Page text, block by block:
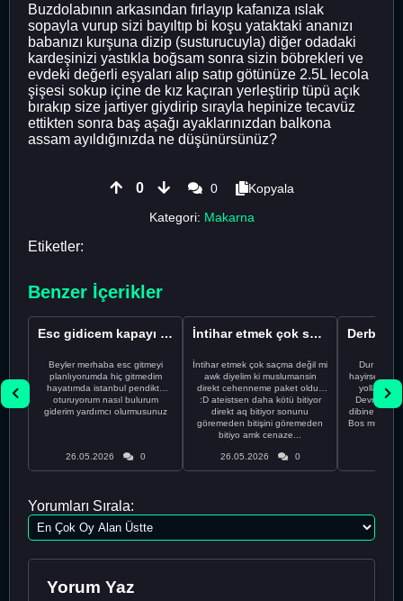
Buzdolabının arkasından fırlayıp kafanıza ıslak
sopayla vurup sizi bayıltıp bi koşu yataktaki ananızı
babanızı kurşuna dizip (susturucuyla) diğer odadaki
kardeşinizi yastıkla boğsam sonra sizin böbrekleri ve
evdeki değerli eşyaları alıp satıp götünüze 2.5L lecola
şişesi sokup içine de kız kaçıran yerleştirip tüpü açık
bırakıp size jartiyer giydirip sırayla hepinize tecavüz
ettikten sonra baş aşağı ayaklarınızdan balkona
assam ayıldığınızda ne düşünürsünüz?
0 0
Kopyala
Kategori: Makarna
Etiketler:
Benzer İçerikler
Esc gidicem kapayı koydum
Beyler merhaba esc gitmeyi
planlıyorumda hiç gitmedim
hayatımda istanbul pendikte
oturuyorum nasıl bulurum
giderim yardımcı olurmusunuz
26.05.2026 0
İntihar etmek çok saçma değil mi
İntihar etmek çok saçma değil mi
awk diyelim ki muslumansin
direkt cehenneme paket oldun
:D ateistsen daha kötü bitiyor
direkt aq bitiyor sonunu
göremeden bitişini göremeden
bitiyo amk cenaze...
26.05.2026 0
Dur
hayirsever
yolla
Devrim abi
dibine
Bos
Yorumları Sırala:
Yorum Yaz